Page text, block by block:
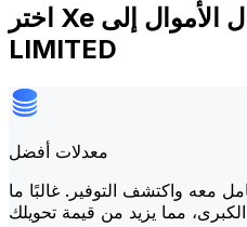
اختر Xe عند إرسال الأموال إلى ZA BANK
LIMITED
معدلات أفضل
معه واكتشف التوفير. غالبًا ما